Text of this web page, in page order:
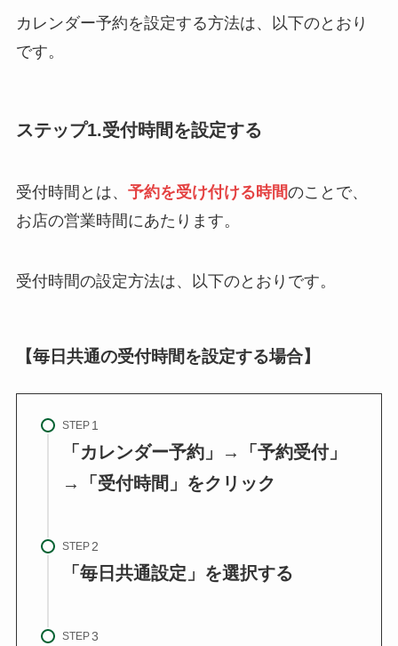
カレンダー予約を設定する方法は、以下のとおり
です。
ステップ1.受付時間を設定する
受付時間とは、 予約を受け付ける時間のことで、
お店の営業時間にあたります。
受付時間の設定方法は、以下のとおりです。
【毎日共通の受付時間を設定する場合】
STEP
「カレンダー予約」→「予約受付」
→「受付時間」をクリック
STEP
「毎日共通設定」を選択する
STEP